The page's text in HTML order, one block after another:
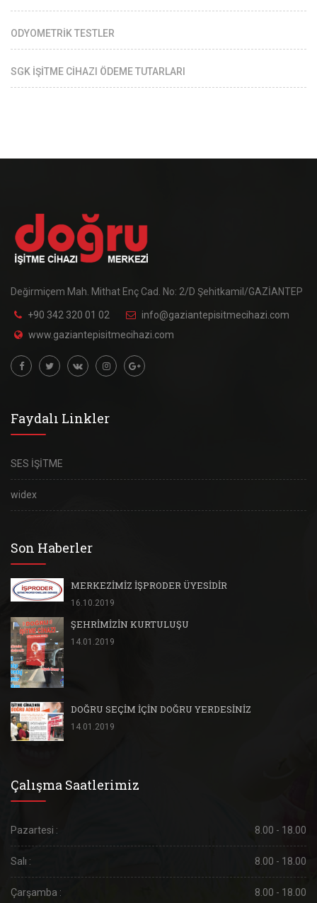
ODYOMETRİK TESTLER
SGK İŞİTME CİHAZI ÖDEME TUTARLARI
Değirmiçem Mah. Mithat Enç Cad. No: 2/D Şehitkamil/GAZİANTEP
+90 342 320 01 02
info@gaziantepisitmecihazi.com
www.gaziantepisitmecihazi.com
Faydalı Linkler
SES İŞİTME
widex
Son Haberler
MERKEZİMİZ İŞPRODER ÜYESİDİR
16.10.2019
ŞEHRİMİZİN KURTULUŞU
14.01.2019
DOĞRU SEÇİM İÇİN DOĞRU YERDESİNİZ
14.01.2019
Çalışma Saatlerimiz
Pazartesi : 8.00 - 18.00
Salı : 8.00 - 18.00
Çarşamba : 8.00 - 18.00